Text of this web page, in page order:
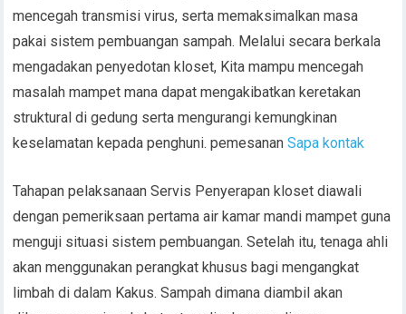
mencegah transmisi virus, serta memaksimalkan masa
pakai sistem pembuangan sampah. Melalui secara berkala
mengadakan penyedotan kloset, Kita mampu mencegah
masalah mampet mana dapat mengakibatkan keretakan
struktural di gedung serta mengurangi kemungkinan
keselamatan kepada penghuni. pemesananSapa kontak
Tahapan pelaksanaan Servis Penyerapan kloset diawali
dengan pemeriksaan pertama air kamar mandi mampet guna
menguji situasi sistem pembuangan. Setelah itu, tenaga ahli
akan menggunakan perangkat khusus bagi mengangkat
limbah di dalam Kakus. Sampah dimana diambil akan